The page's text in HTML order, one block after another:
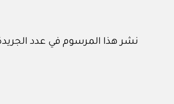
نشر هذا المرسوم في عدد الجريدة الرسمية رقم